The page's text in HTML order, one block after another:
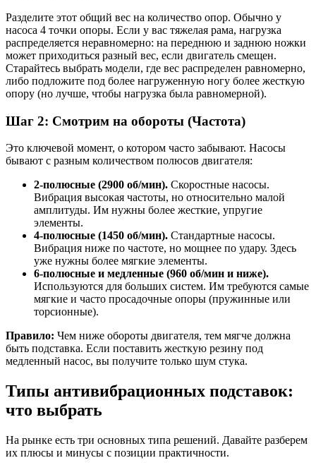
Разделите этот общий вес на количество опор. Обычно у
насоса 4 точки опоры. Если у вас тяжелая рама, нагрузка
распределяется неравномерно: на переднюю и заднюю ножки
может приходиться разный вес, если двигатель смещен.
Старайтесь выбрать модели, где вес распределен равномерно,
либо подложите под более нагруженную ногу более жесткую
опору (но лучше, чтобы нагрузка была равномерной).
Шаг 2: Смотрим на обороты (Частота)
Это ключевой момент, о котором часто забывают. Насосы
бывают с разным количеством полюсов двигателя:
2-полюсные (2900 об/мин). Скоростные насосы.
Вибрация высокая частоты, но относительно малой
амплитуды. Им нужны более жесткие, упругие
элементы.
4-полюсные (1450 об/мин). Стандартные насосы.
Вибрация ниже по частоте, но мощнее по удару. Здесь
уже нужны более мягкие элементы.
6-полюсные и медленные (960 об/мин и ниже).
Используются для больших систем. Им требуются самые
мягкие и часто просадочные опоры (пружинные или
торсионные).
Правило: Чем ниже обороты двигателя, тем мягче должна
быть подставка. Если поставить жесткую резину под
медленный насос, вы получите только шум стука.
Типы антивибрационных подставок:
что выбрать
На рынке есть три основных типа решений. Давайте разберем
их плюсы и минусы с позиции практичности.